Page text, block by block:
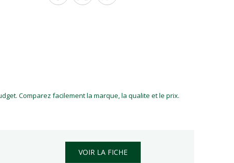
Comparez facilement la marque, la qualite et le prix.
VOIR LA FICHE